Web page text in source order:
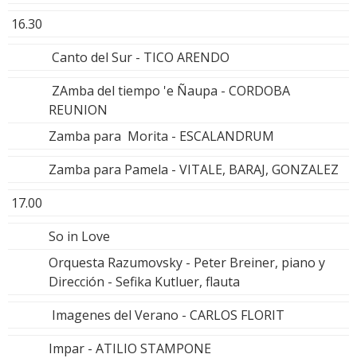
16.30
Canto del Sur - TICO ARENDO
ZAmba del tiempo 'e Ñaupa - CORDOBA
REUNION
Zamba para Morita - ESCALANDRUM
Zamba para Pamela - VITALE, BARAJ, GONZALEZ
17.00
So in Love
Orquesta Razumovsky - Peter Breiner, piano y
Dirección - Sefika Kutluer, flauta
Imagenes del Verano - CARLOS FLORIT
Impar - ATILIO STAMPONE